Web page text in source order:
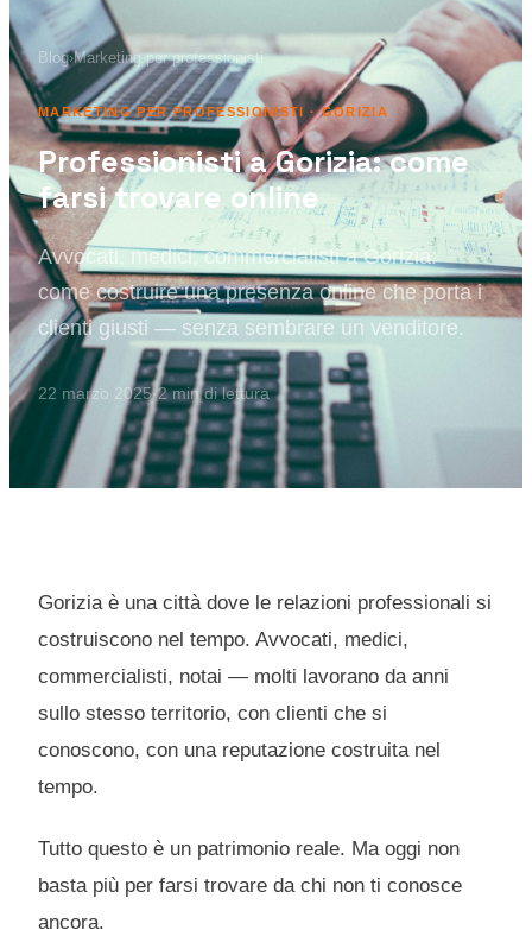
Blog›Marketing per professionisti
MARKETING PER PROFESSIONISTI · GORIZIA
Professionisti a Gorizia: come
farsi trovare online
Avvocati, medici, commercialisti a Gorizia:
come costruire una presenza online che porta i
clienti giusti — senza sembrare un venditore.
22 marzo 2025·2min di lettura
Gorizia è una città dove le relazioni professionali si
costruiscono nel tempo. Avvocati, medici,
commercialisti, notai — molti lavorano da anni
sullo stesso territorio, con clienti che si
conoscono, con una reputazione costruita nel
tempo.
Tutto questo è un patrimonio reale. Ma oggi non
basta più per farsi trovare da chi non ti conosce
ancora.